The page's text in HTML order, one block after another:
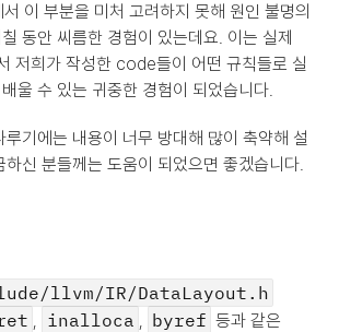
이 부분을 미처 고려하지 못해 원인 불명의
동안 씨름한 경험이 있는데요. 이는 실제
저희가 작성한 code들이 어떤 규칙들로 실
울 수 있는 귀중한 경험이 되었습니다.
기에는 내용이 너무 방대해 많이 축약해 설
하신 분들께는 도움이 되었으면 좋겠습니다.
llvm/IR/DataLayout.h
, inalloca , byref 등과 같은